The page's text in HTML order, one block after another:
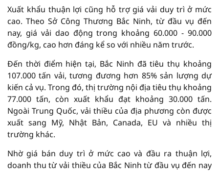
Xuất khẩu thuận lợi cũng hỗ trợ giá vải duy trì ở mức
cao. Theo Sở Công Thương Bắc Ninh, từ đầu vụ đến
nay, giá vải dao động trong khoảng 60.000 - 90.000
đồng/kg, cao hơn đáng kể so với nhiều năm trước.
Đến thời điểm hiện tại, Bắc Ninh đã tiêu thụ khoảng
107.000 tấn vải, tương đương hơn 85% sản lượng dự
kiến cả vụ. Trong đó, thị trường nội địa tiêu thụ khoảng
77.000 tấn, còn xuất khẩu đạt khoảng 30.000 tấn.
Ngoài Trung Quốc, vải thiều của địa phương còn được
xuất sang Mỹ, Nhật Bản, Canada, EU và nhiều thị
trường khác.
Nhờ giá bán duy trì ở mức cao và đầu ra thuận lợi,
doanh thu từ vải thiều của Bắc Ninh từ đầu vụ đến nay